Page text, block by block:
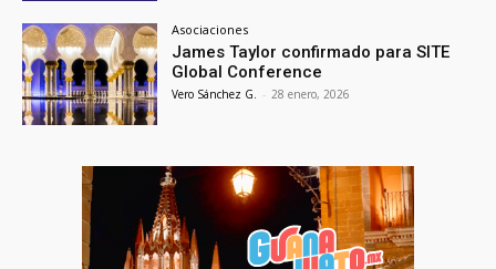
Asociaciones
James Taylor confirmado para SITE
Global Conference
Vero Sánchez G. - 28 enero, 2026